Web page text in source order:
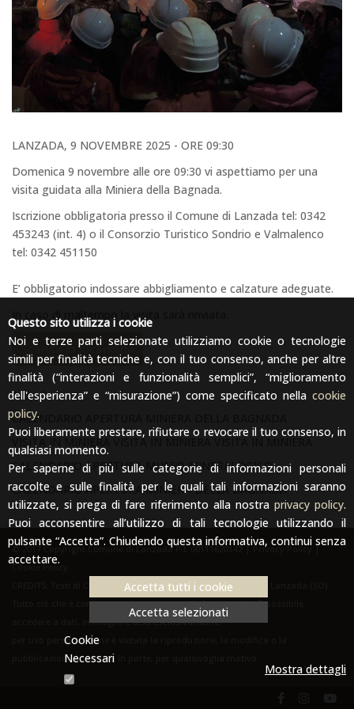
LANZADA, 9 NOVEMBRE 2025 - ORE 09:30
Domenica 9 novembre alle ore 09:30 vi aspettiamo per una
visita guidata alla Miniera della Bagnada.
Iscrizione obbligatoria presso il Comune di Lanzada tel: 0342
453243 (int. 4) o il Consorzio Turistico Sondrio e Valmalenco
tel: 0342 451150
E’ obbligatorio indossare abbigliamento e calzature adeguate.
In caso di maltempo la visita sarà rinviata.
Scarica la locandina
Articoli
CALENDARIO APERTURA MINIERA DELLA BAGNADA
VISITA IN MINIERA
VISITA IN MINIERA
CALENDARIO APERTURA MUSEO MINERALOGICO
CALENDARIO APERTURA MINIERA DELLA BAGNADA
© 2017 Copyright Comune di Lanzada P.I. 00111620142 |Privacy Policy |
Cookie Policy
CREDITS: Testi di Carmen Mitta. Foto: Archivio del Comune di Lanzada (SO)
Tutto ciò che è contenuto nel sito è protetto da copyright. È possibile
accedere a dati, immagini e testi esclusivamente
per uso personale e ne è vietata la riproduzione, la modifica o la
pubblicazione, in tutto o in parte, per qualsivoglia motivo
Questo sito utilizza i cookie
Noi e terze parti selezionate utilizziamo cookie o tecnologie
simili per finalità tecniche e, con il tuo consenso, anche per altre
finalità (“interazioni e funzionalità semplici”, “miglioramento
dell'esperienza” e “misurazione”) come specificato nella cookie
policy.
Puoi liberamente prestare, rifiutare o revocare il tuo consenso, in
qualsiasi momento.
Per saperne di più sulle categorie di informazioni personali
raccolte e sulle finalità per le quali tali informazioni saranno
utilizzate, si prega di fare riferimento alla nostra privacy policy.
Puoi acconsentire all’utilizzo di tali tecnologie utilizzando il
pulsante “Accetta”. Chiudendo questa informativa, continui senza
accettare.
Accetta tutti i cookie
Accetta selezionati
Cookie
Necessari
Mostra dettagli